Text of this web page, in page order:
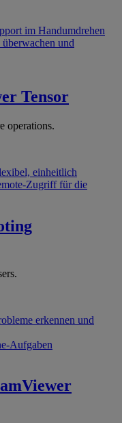
im Handumdrehen
überwachen und
Tensor
operations.
einheitlich
Zugriff für die
erkennen und
Aufgaben